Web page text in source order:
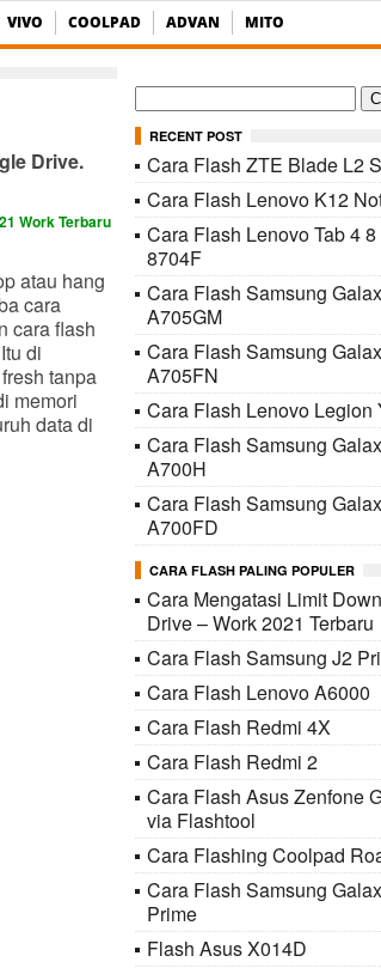
VIVO COOLPAD ADVAN MITO
Drive.
Work Terbaru
atau hang
cara
cara flash
di
tanpa
memori
data di
Cari
untuk:
RECENT POST
Cara Flash ZTE Blade L2
Cara Flash Lenovo K12
Cara Flash Lenovo Tab 4
8704F
Cara Flash Samsung
A705GM
Cara Flash Samsung
A705FN
Cara Flash Lenovo Legion
Cara Flash Samsung
A700H
Cara Flash Samsung
A700FD
CARA FLASH PALING POPULER
Cara Mengatasi Limit
Drive – Work 2021 Terbaru
Cara Flash Samsung J2
Cara Flash Lenovo A6000
Cara Flash Redmi 4X
Cara Flash Redmi 2
Cara Flash Asus Zenfone
via Flashtool
Cara Flashing Coolpad
Cara Flash Samsung
Prime
Flash Asus X014D